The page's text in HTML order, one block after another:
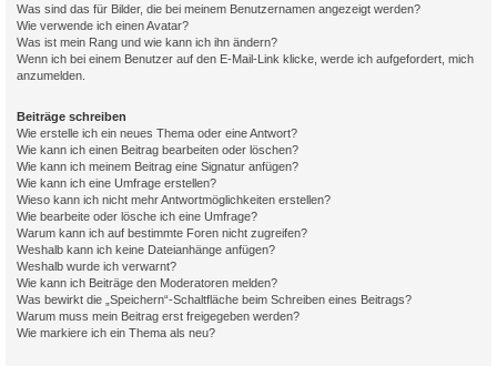
Was sind das für Bilder, die bei meinem Benutzernamen angezeigt werden?
Wie verwende ich einen Avatar?
Was ist mein Rang und wie kann ich ihn ändern?
Wenn ich bei einem Benutzer auf den E-Mail-Link klicke, werde ich aufgefordert, mich
anzumelden.
Beiträge schreiben
Wie erstelle ich ein neues Thema oder eine Antwort?
Wie kann ich einen Beitrag bearbeiten oder löschen?
Wie kann ich meinem Beitrag eine Signatur anfügen?
Wie kann ich eine Umfrage erstellen?
Wieso kann ich nicht mehr Antwortmöglichkeiten erstellen?
Wie bearbeite oder lösche ich eine Umfrage?
Warum kann ich auf bestimmte Foren nicht zugreifen?
Weshalb kann ich keine Dateianhänge anfügen?
Weshalb wurde ich verwarnt?
Wie kann ich Beiträge den Moderatoren melden?
Was bewirkt die „Speichern“-Schaltfläche beim Schreiben eines Beitrags?
Warum muss mein Beitrag erst freigegeben werden?
Wie markiere ich ein Thema als neu?